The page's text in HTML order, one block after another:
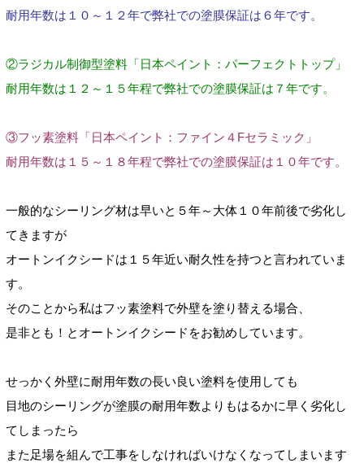
耐用年数は１０～１２年で弊社での塗膜保証は６年です。
②ラジカル制御型塗料「日本ペイント：パーフェクトトップ」
耐用年数は１２～１５年程で弊社での塗膜保証は７年です。
③フッ素塗料「日本ペイント：ファイン４Fセラミック」
耐用年数は１５～１８年程で弊社での塗膜保証は１０年です。
一般的なシーリング材は早いと５年～大体１０年前後で劣化し
てきますが
オートンイクシードは１５年近い耐久性を持つと言われていま
す。
そのことから私はフッ素塗料で外壁を塗り替える場合、
是非とも！とオートンイクシードをお勧めしています。
せっかく外壁に耐用年数の長い良い塗料を使用しても
目地のシーリングが塗膜の耐用年数よりもはるかに早く劣化し
てしまったら
また足場を組んで工事をしなければいけなくなってしまいます